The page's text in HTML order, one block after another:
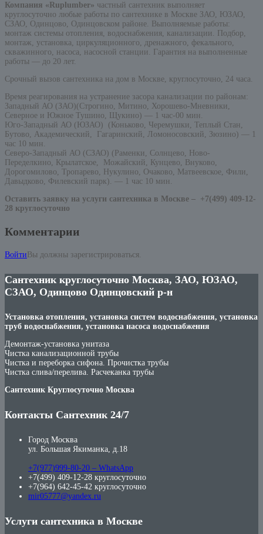
Компания «Ruplumber» частный сантехник выполняет
круглосуточно любые работы по сантехнике в Москве ЗАО, ЮЗАО,
СЗАО, Одинцово, Одинцовском районе. Выполняемые работы:
монтаж системы отопления, водоснабжения, канализации. Подбор,
монтаж, установка, циркуляционного, дренажного, фекального,
скважинного, насоса, насосной станции. Гарантия на выполненные
работы — до 20 лет.
Срочный вызов сантехника на дом в Москве, круглосуточно, 24 часа.
Время реагирования на устранение засора канализации по районам:
Западный АО (ЗАО)(Строгино, Митино, Хорошево-Мневники,
Северное и Южное Тушино, Щукино) — 1 час-00 мин.
Юго-Западный АО (ЮЗАО) (Коньково, Черемушки, Теплый Стан,
Бутово, Академический, Гагаринский, Ломоносовский, Зюзино) — 1
час 10 мин.
Северо-Западный АО (СЗАО) (Раменки, Солнцево, Ново-
Переделкино, Крылатское, Можайский, Кунцево, Внуково,
Дорогомилово, Тропарево, Нукулино, Очаково, Матвеевское, Фили,
Давыдково, Филевский парк). — 1 час 10 мин.
Оставить заявку на услуги сантехника в Москве – +7(499) 409-12-
28 круглосуточно
Комментарии
Войти Вы должны зарегистрироваться.
Сантехник круглосуточно Москва, ЗАО, ЮЗАО,
СЗАО, Одинцово Одинцовский р-н
Установка отопления, установка систем водоснабжения, установка
труб водоснабжения, установка насоса водоснабжения
Демонтаж-установка унитаза
Чистка канализационной трубы
Чистка и переборка сифона. Прочистка трубы
Чистка слива/перелива. Расчеканка трубы
Сантехник Круглосуточно Москва
Контакты Сантехник 24/7
Город Москва
ул. Большая Якиманка, д.18
+7(977)999-80-20 – WhatsApp
+7(499) 409-12-28 круглосуточно
+7(964) 642-45-42 круглосуточно
mir05777@yandex.ru
Услуги сантехника в Москве